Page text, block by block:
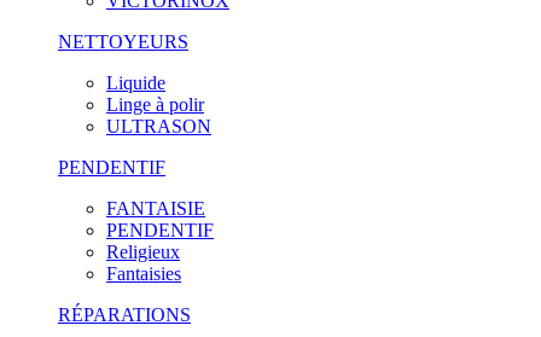
NETTOYEURS
Liquide
Linge à polir
ULTRASON
PENDENTIF
FANTAISIE
PENDENTIF
Religieux
Fantaisies
RÉPARATIONS